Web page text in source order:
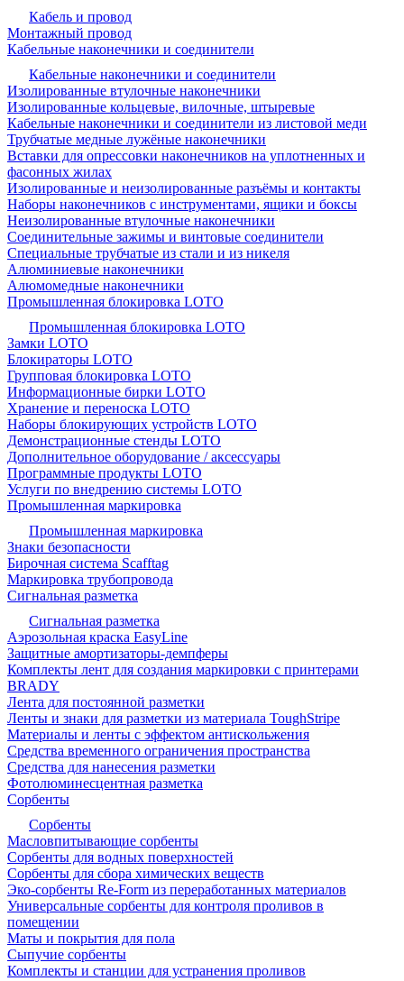
Кабель и провод
Монтажный провод
Кабельные наконечники и соединители
Кабельные наконечники и соединители
Изолированные втулочные наконечники
Изолированные кольцевые, вилочные, штыревые
Кабельные наконечники и соединители из листовой меди
Трубчатые медные лужёные наконечники
Вставки для опрессовки наконечников на уплотненных и
фасонных жилах
Изолированные и неизолированные разъёмы и контакты
Наборы наконечников с инструментами, ящики и боксы
Неизолированные втулочные наконечники
Соединительные зажимы и винтовые соединители
Специальные трубчатые из стали и из никеля
Алюминиевые наконечники
Алюмомедные наконечники
Промышленная блокировка LOTO
Промышленная блокировка LOTO
Замки LOTO
Блокираторы LOTO
Групповая блокировка LOTO
Информационные бирки LOTO
Хранение и переноска LOTO
Наборы блокирующих устройств LOTO
Демонстрационные стенды LOTO
Дополнительное оборудование / аксессуары
Программные продукты LOTO
Услуги по внедрению системы LOTO
Промышленная маркировка
Промышленная маркировка
Знаки безопасности
Бирочная система Scafftag
Маркировка трубопровода
Сигнальная разметка
Сигнальная разметка
Аэрозольная краска EasyLine
Защитные амортизаторы-демпферы
Комплекты лент для создания маркировки с принтерами
BRADY
Лента для постоянной разметки
Ленты и знаки для разметки из материала ToughStripe
Материалы и ленты с эффектом антискольжения
Средства временного ограничения пространства
Средства для нанесения разметки
Фотолюминесцентная разметка
Сорбенты
Сорбенты
Масловпитывающие сорбенты
Сорбенты для водных поверхностей
Сорбенты для сбора химических веществ
Эко-сорбенты Re-Form из переработанных материалов
Универсальные сорбенты для контроля проливов в
помещении
Маты и покрытия для пола
Сыпучие сорбенты
Комплекты и станции для устранения проливов